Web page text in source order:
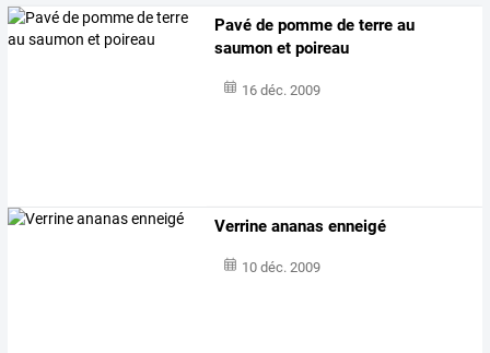
Pavé de pomme de terre au
saumon et poireau
16 déc. 2009
Verrine ananas enneigé
10 déc. 2009